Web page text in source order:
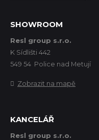
SHOWROOM
Resl group s.r.o.
K Sídlišti 442
549 54 Police nad Metují
Zobrazit na mapě
KANCELÁŘ
Resl group s.r.o.